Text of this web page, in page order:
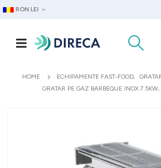
RON LEI
HOME ECHIPAMENTE FAST-FOOD,
GRATAR PE GAZ BARBEQUE INOX